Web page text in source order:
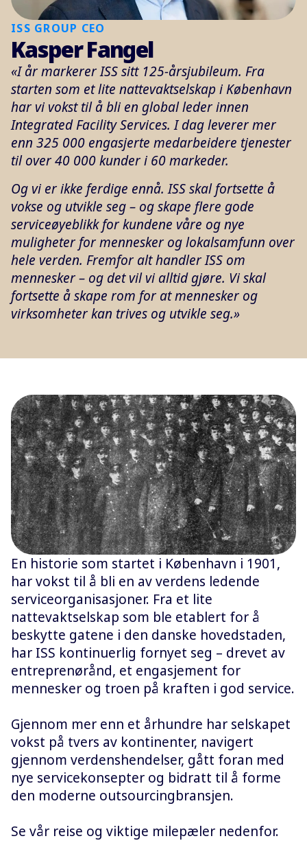
ISS GROUP CEO
Kasper Fangel
«I år markerer ISS sitt 125-årsjubileum. Fra
starten som et lite nattevaktselskap i København
har vi vokst til å bli en global leder innen
Integrated Facility Services. I dag leverer mer
enn 325 000 engasjerte medarbeidere tjenester
til over 40 000 kunder i 60 markeder.
Og vi er ikke ferdige ennå. ISS skal fortsette å
vokse og utvikle seg – og skape flere gode
serviceøyeblikk for kundene våre og nye
muligheter for mennesker og lokalsamfunn over
hele verden. Fremfor alt handler ISS om
mennesker – og det vil vi alltid gjøre. Vi skal
fortsette å skape rom for at mennesker og
virksomheter kan trives og utvikle seg.»
En historie som startet i København i 1901,
har vokst til å bli en av verdens ledende
serviceorganisasjoner. Fra et lite
nattevaktselskap som ble etablert for å
beskytte gatene i den danske hovedstaden,
har ISS kontinuerlig fornyet seg – drevet av
entreprenørånd, et engasjement for
mennesker og troen på kraften i god service.
Gjennom mer enn et århundre har selskapet
vokst på tvers av kontinenter, navigert
gjennom verdenshendelser, gått foran med
nye servicekonsepter og bidratt til å forme
den moderne outsourcingbransjen.
Se vår reise og viktige milepæler nedenfor.